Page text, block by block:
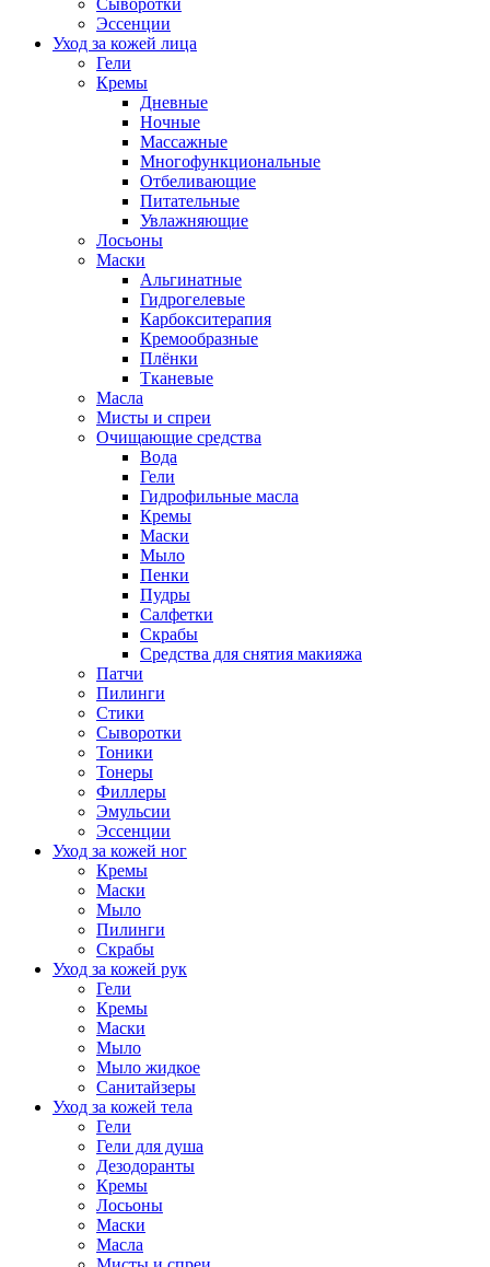
Сыворотки
Эссенции
Уход за кожей лица
Гели
Кремы
Дневные
Ночные
Массажные
Многофункциональные
Отбеливающие
Питательные
Увлажняющие
Лосьоны
Маски
Альгинатные
Гидрогелевые
Карбокситерапия
Кремообразные
Плёнки
Тканевые
Масла
Мисты и спреи
Очищающие средства
Вода
Гели
Гидрофильные масла
Кремы
Маски
Мыло
Пенки
Пудры
Салфетки
Скрабы
Средства для снятия макияжа
Патчи
Пилинги
Стики
Сыворотки
Тоники
Тонеры
Филлеры
Эмульсии
Эссенции
Уход за кожей ног
Кремы
Маски
Мыло
Пилинги
Скрабы
Уход за кожей рук
Гели
Кремы
Маски
Мыло
Мыло жидкое
Санитайзеры
Уход за кожей тела
Гели
Гели для душа
Дезодоранты
Кремы
Лосьоны
Маски
Масла